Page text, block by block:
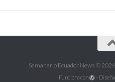
Semanario Ecuador News ©
Funciona con -